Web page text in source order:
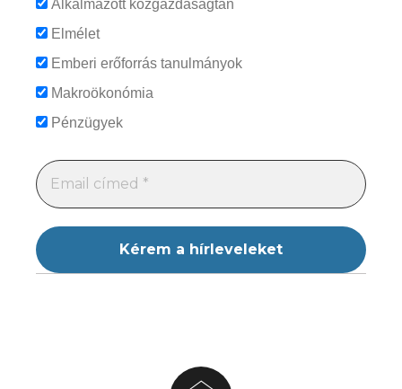
Alkalmazott közgazdaságtan
Elmélet
Emberi erőforrás tanulmányok
Makroökonómia
Pénzügyek